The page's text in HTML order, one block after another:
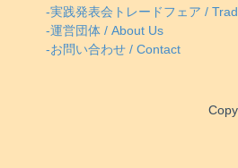
-実践発表会トレードフェア /
-運営団体 / About Us
-お問い合わせ / Contact